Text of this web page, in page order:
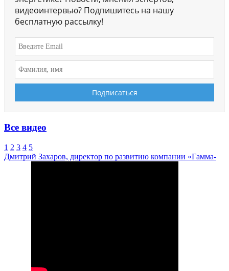
видеоинтервью? Подпишитесь на нашу
бесплатную рассылку!
Все видео
1 2 3 4 5
Дмитрий Захаров, директор по развитию компании «Гамма-